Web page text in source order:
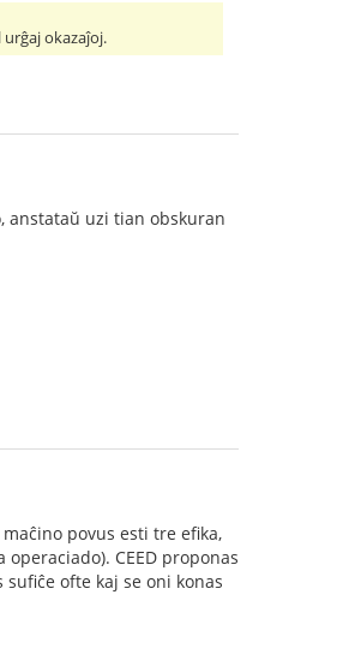
okazaĵoj.
uzi tian obskuran
povus esti tre efika,
CEED proponas
ofte kaj se oni konas